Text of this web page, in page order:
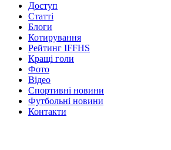
Доступ
Статті
Блоги
Котирування
Рейтинг IFFHS
Кращі голи
Фото
Відео
Спортивні новини
Футбольні новини
Контакти